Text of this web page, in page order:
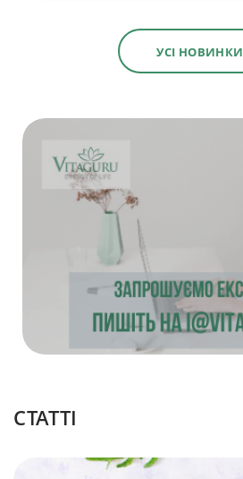
УСІ НОВИНКИ
СТАТТІ